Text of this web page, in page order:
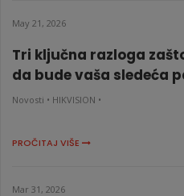
May 21, 2026
Tri ključna razloga
da bude vaša sledeća
Novosti • HIKVISION •
PROČITAJ VIŠE
Mar 31, 2026